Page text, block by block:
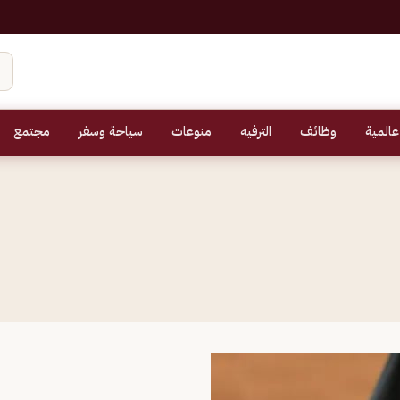
وظائف الترفيه منوعات سياحة وسفر مجتمع